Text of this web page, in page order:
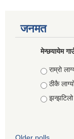
जनमत
मेन्छयायेम
Choices
राम्रो
ठीकै
झन्झटिलो